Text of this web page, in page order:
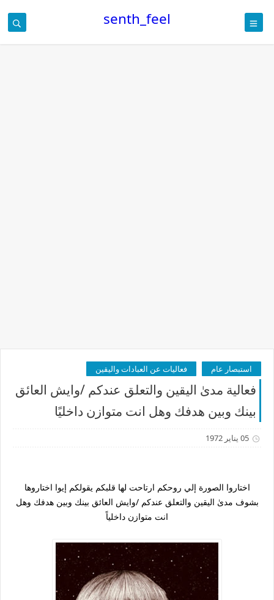
senth_feel
استبصار عام فعاليات عن العبادات واليقين
فعالية مدىٰ اليقين والتعلق عندكم /وايش العائق
بينك وبين هدفك وهل انت متوازن داخليًا
05 يناير 1972
اختاروا الصورة إلي روحكم ارتاحت لها قلبكم يقولكم إيوا اختاروها
بشوف مدىٰ اليقين والتعلق عندكم /وايش العائق بينك وبين هدفك وهل
انت متوازن داخلياً